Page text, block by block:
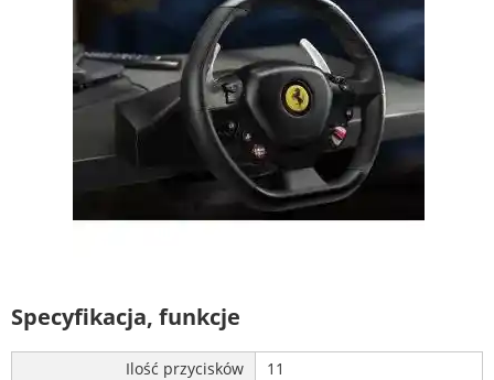
Specyfikacja, funkcje
Ilość przycisków
11